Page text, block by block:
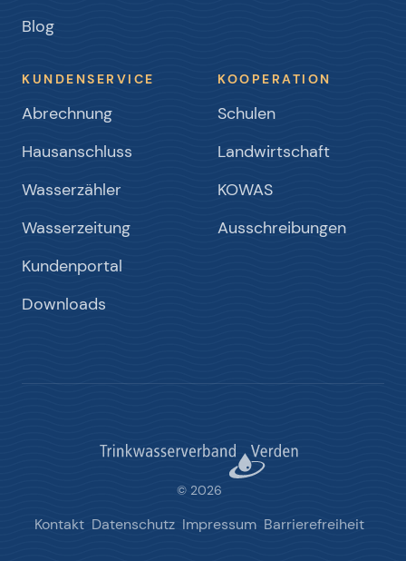
Blog
KUNDENSERVICE
Abrechnung
Hausanschluss
Wasserzähler
Wasserzeitung
Kundenportal
Downloads
KOOPERATION
Schulen
Landwirtschaft
KOWAS
Ausschreibungen
© 2026
Kontakt Datenschutz Impressum Barrierefreiheit